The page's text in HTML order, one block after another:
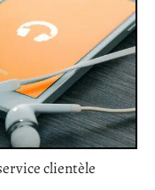
clientèle